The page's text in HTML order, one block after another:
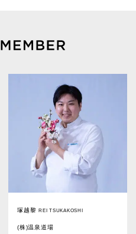
塚越黎 REI TSUKAKOSHI
(株)温泉道場